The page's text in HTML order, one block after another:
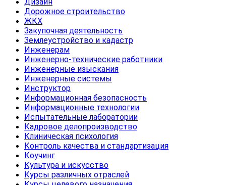
Дорожное строительство
ЖКХ
Закупочная деятельность
Землеустройство и кадастр
Инженерам
Инженерно-технические работники
Инженерные изыскания
Инженерные системы
Инструктор
Информационная безопасность
Информационные технологии
Испытательные лаборатории
Кадровое делопроизводство
Клиническая психология
Контроль качества и стандартизация
Коучинг
Культура и искусство
Курсы различных отраслей